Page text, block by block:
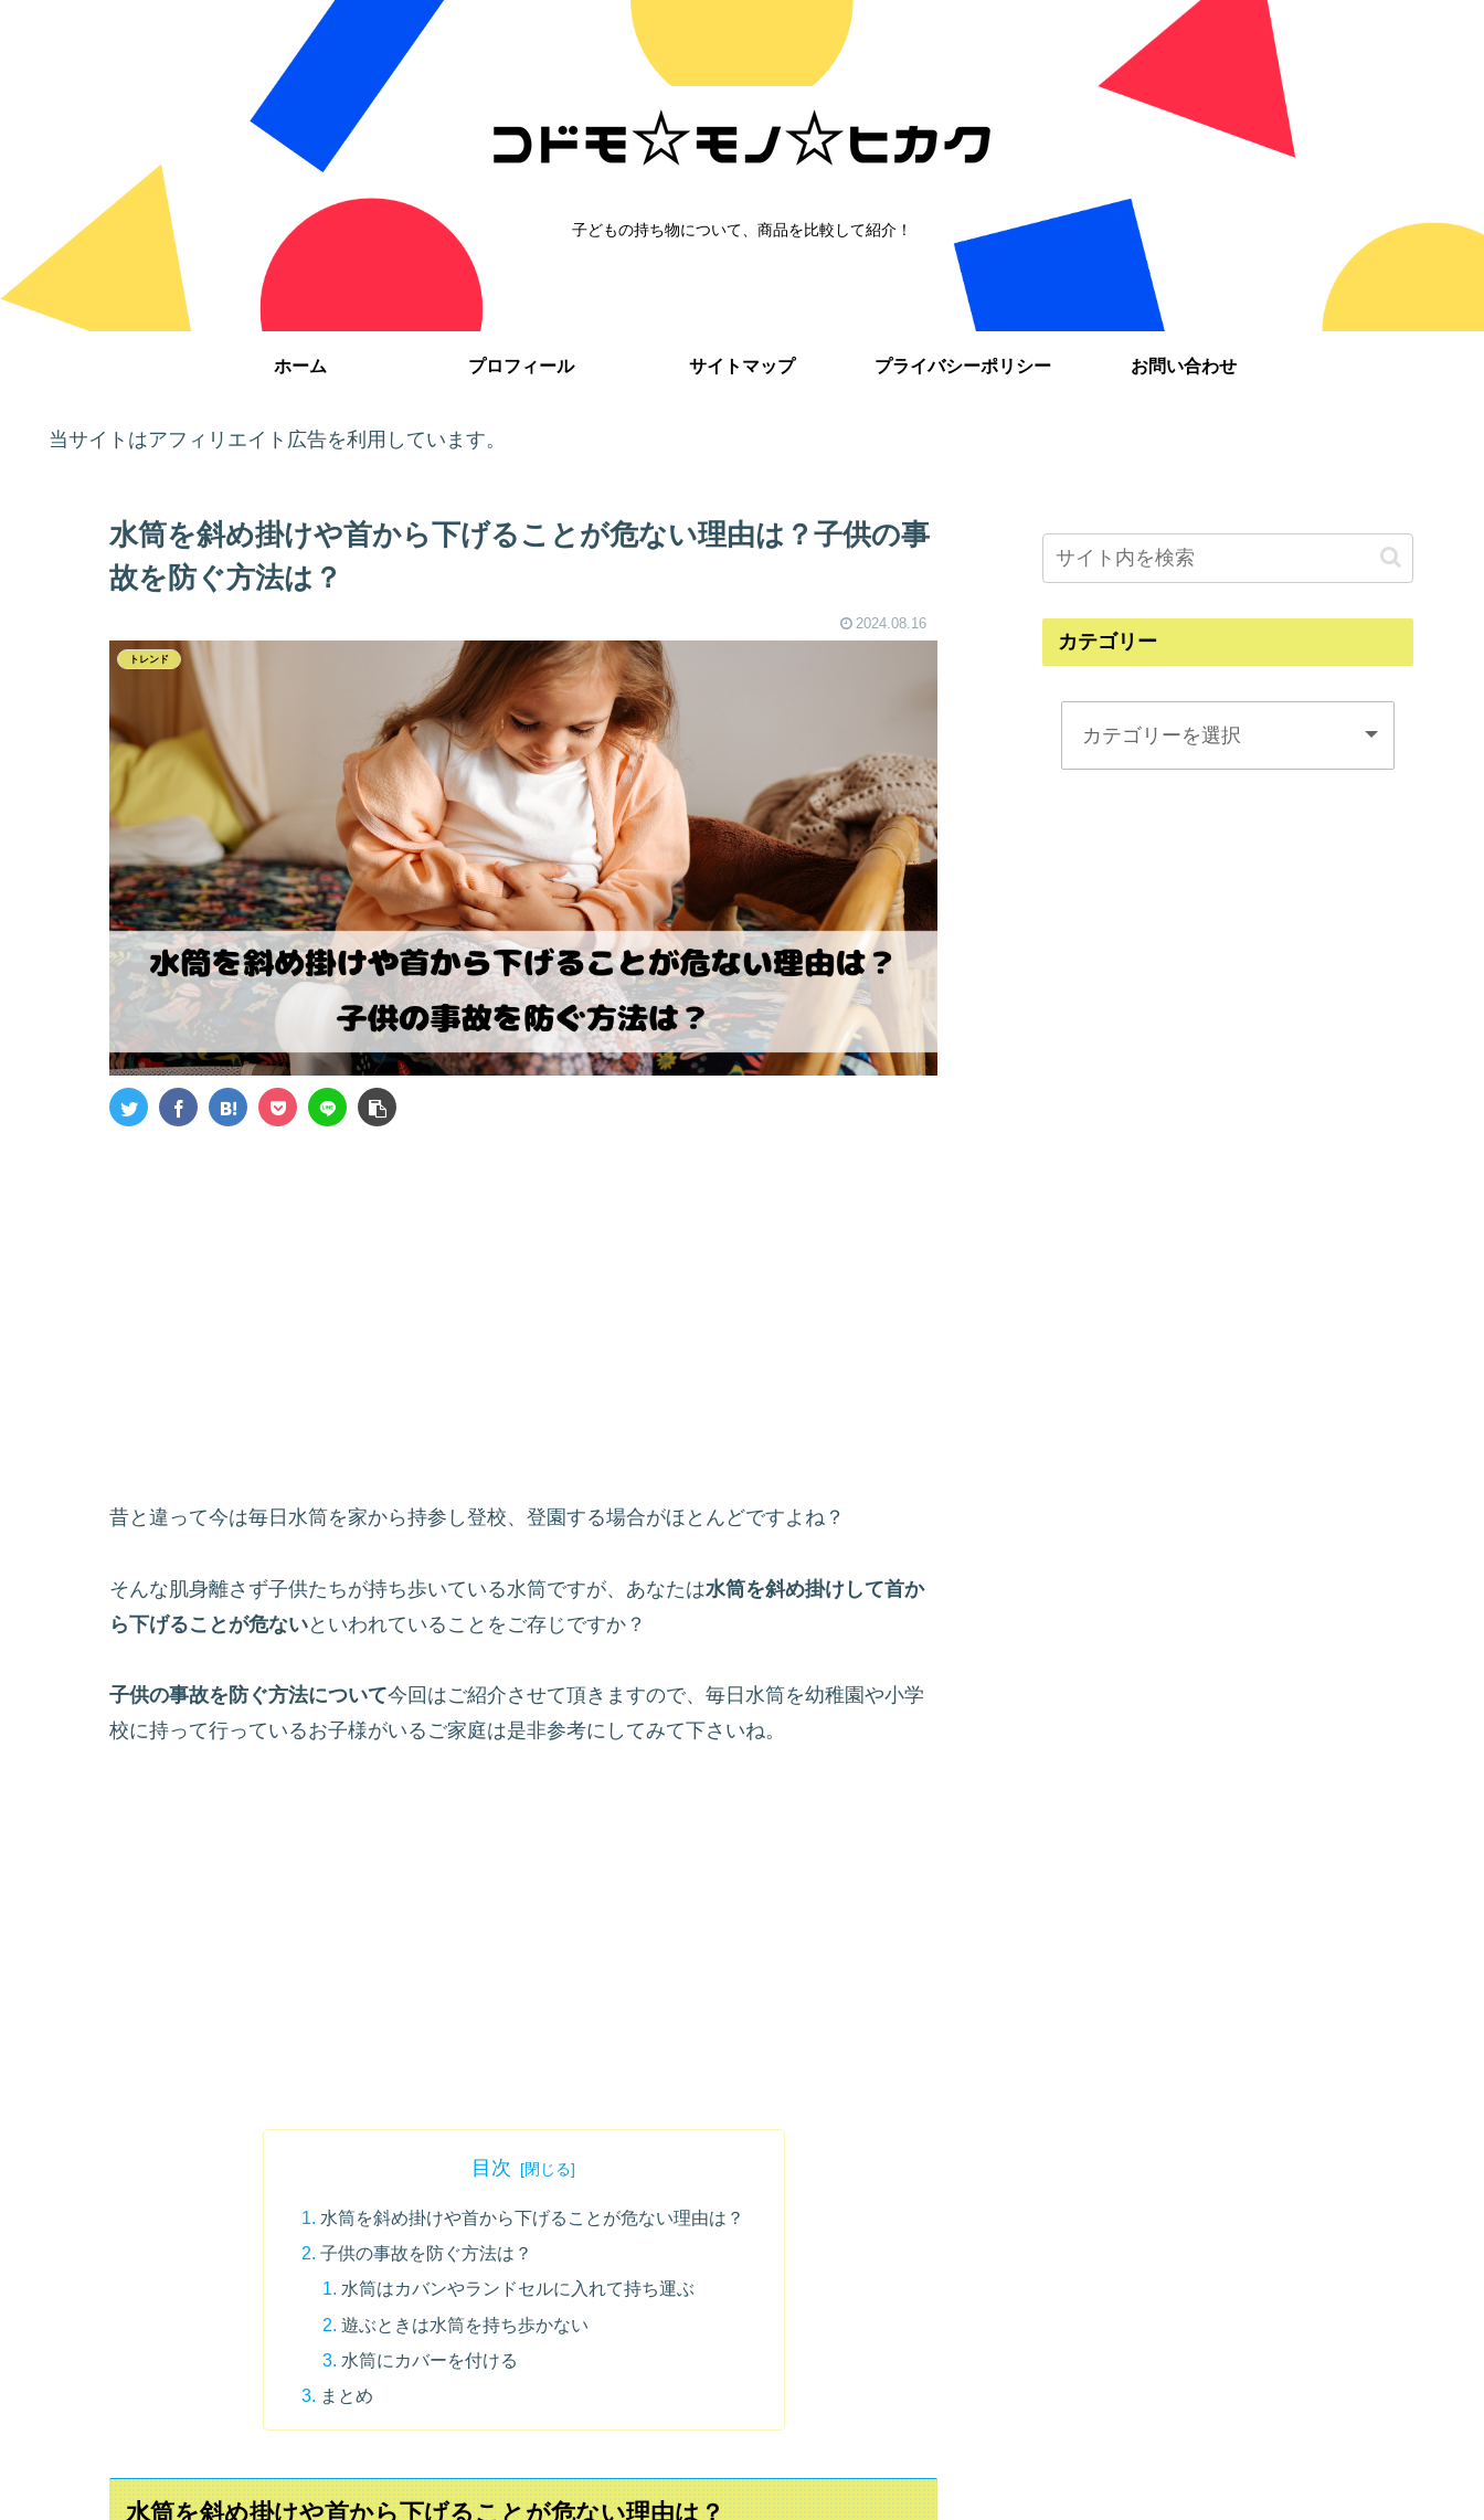
子どもの持ち物について、商品を比較して紹介！
ホーム プロフィール サイトマップ プライバシーポリシー お問い合わせ
当サイトはアフィリエイト広告を利用しています。
水筒を斜め掛けや首から下げることが危ない理由は？子供の事
故を防ぐ方法は？
2024.08.16
トレンド
昔と違って今は毎日水筒を家から持参し登校、登園する場合がほとんどですよね？
そんな肌身離さず子供たちが持ち歩いている水筒ですが、あなたは水筒を斜め掛けして首か
ら下げることが危ないといわれていることをご存じですか？
子供の事故を防ぐ方法について今回はご紹介させて頂きますので、毎日水筒を幼稚園や小学
校に持って行っているお子様がいるご家庭は是非参考にしてみて下さいね。
目次
水筒を斜め掛けや首から下げることが危ない理由は？
子供の事故を防ぐ方法は？
水筒はカバンやランドセルに入れて持ち運ぶ
遊ぶときは水筒を持ち歩かない
水筒にカバーを付ける
まとめ
水筒を斜め掛けや首から下げることが危ない理由は？
カテゴリー